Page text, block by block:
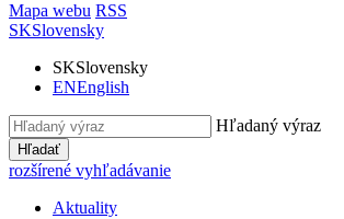
Mapa webu RSS
SKSlovensky
SKSlovensky
ENEnglish
Hľadaný výraz
Hľadať
rozšírené vyhľadávanie
Aktuality